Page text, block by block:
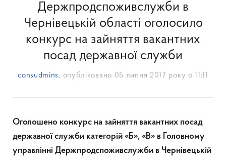
Держпродспоживслужби в
Чернівецькій області оголосило
конкурс на зайняття вакантних
посад державної служби
consudmins , опубліковано 05 липня 2017 року о 11:11
Оголошено конкурс на зайняття вакантних посад
державної служби категорій «Б», «В» в Головному
управлінні Держпродспоживслужби в Чернівецькій